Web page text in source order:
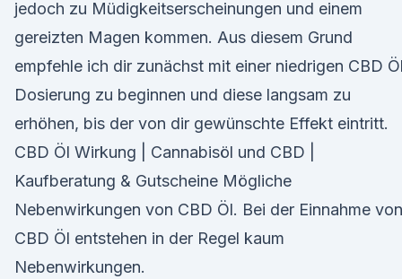
jedoch zu Müdigkeitserscheinungen und einem
gereizten Magen kommen. Aus diesem Grund
empfehle ich dir zunächst mit einer niedrigen CBD
Dosierung zu beginnen und diese langsam zu
erhöhen, bis der von dir gewünschte Effekt eintritt.
CBD Öl Wirkung | Cannabisöl und CBD |
Kaufberatung & Gutscheine Mögliche
Nebenwirkungen von CBD Öl. Bei der Einnahme von
CBD Öl entstehen in der Regel kaum
Nebenwirkungen.